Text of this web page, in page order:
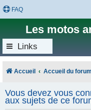
FAQ
Les motos
Links
Accueil Accueil du forum
Vous devez vous
aux sujets de ce